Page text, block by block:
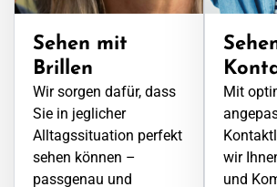
Sehen mit
Brillen
Wir sorgen dafür, dass
Sie in jeglicher
Alltagssituation perfekt
sehen können –
passgenau und
Mit
wir
und